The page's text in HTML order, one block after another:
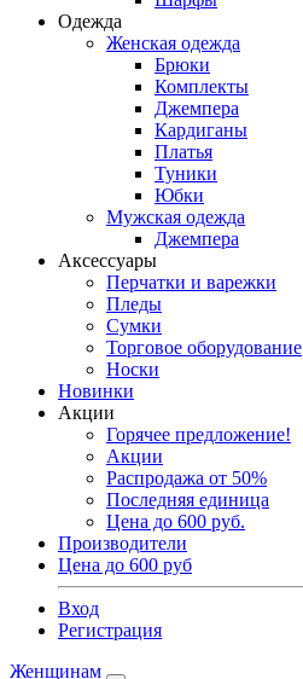
Одежда
Женская одежда
Брюки
Комплекты
Джемпера
Кардиганы
Платья
Туники
Юбки
Мужская одежда
Джемпера
Аксессуары
Перчатки и варежки
Пледы
Сумки
Торговое оборудование
Носки
Новинки
Акции
Горячее предложение!
Акции
Распродажа от 50%
Последняя единица
Цена до 600 руб.
Производители
Цена до 600 руб
Вход
Регистрация
Женщинам